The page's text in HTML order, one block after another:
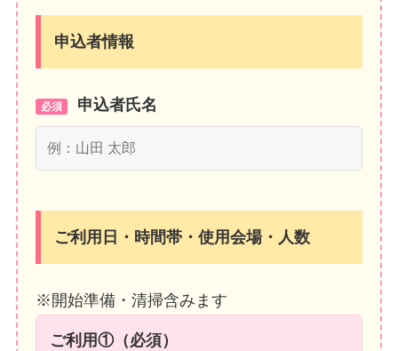
申込者情報
必須 申込者氏名
ご利用日・時間帯・使用会場・人数
※開始準備・清掃含みます
ご利用①（必須）